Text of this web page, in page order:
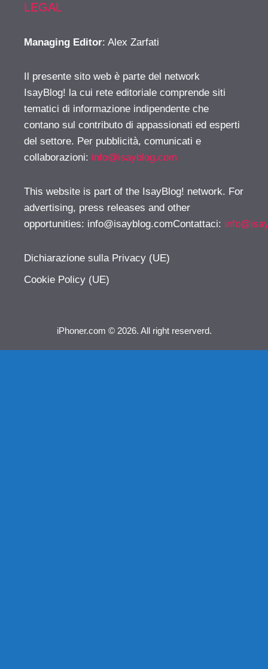
LEGAL
Managing Editor: Alex Zarfati
Il presente sito web è parte del network
IsayBlog! la cui rete editoriale comprende siti
tematici di informazione indipendente che
contano sul contributo di appassionati ed esperti
del settore. Per pubblicità, comunicati e
collaborazioni: info@isayblog.com
This website is part of the IsayBlog! network. For
advertising, press releases and other
opportunities: info@isayblog.comContattaci:
Dichiarazione sulla Privacy (UE)
Cookie Policy (UE)
iPhoner.com © 2026. All right reserverd.